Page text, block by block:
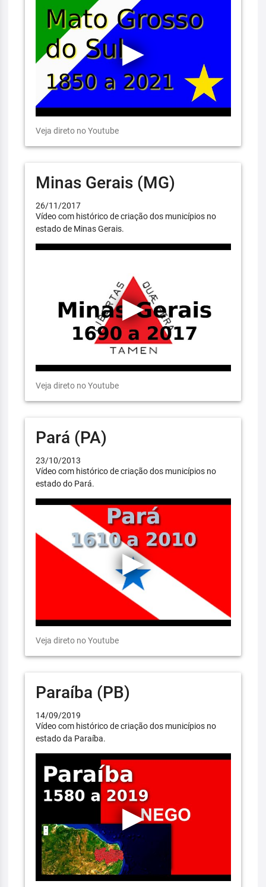
Veja direto no Youtube
Minas Gerais (MG)
26/11/2017
Vídeo com histórico de criação dos municípios no
estado de Minas Gerais.
Veja direto no Youtube
Pará (PA)
23/10/2013
Vídeo com histórico de criação dos municípios no
estado do Pará.
Veja direto no Youtube
Paraíba (PB)
14/09/2019
Vídeo com histórico de criação dos municípios no
estado da Paraíba.